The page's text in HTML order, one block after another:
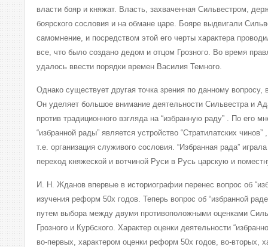
власти бояр и княжат. Власть, захваченная Сильвестром,
боярского сословия и на обмане царе. Бояре выдвигали
самомнение, и посредством этой его черты характера
все, что было создано дедом и отцом Грозного. Во время
удалось ввести порядки времен Василия Темного.
Однако существует другая точка зрения по данному
Он уделяет большое внимание деятельности Сильвестра и
против традиционного взгляда на “избранную раду” . По его
“избранной рады” является устройство “Стратилатских
т.е. организация служивого сословия. “Избранная рада”
переход княжеской и вотчиной Руси в Русь царскую и
И. Н. Жданов впервые в историографии перенес вопрос об
изучения реформ 50х годов. Теперь вопрос об “избранной
путем выбора между двумя противоположными оценками
Грозного и Курбского. Характер оценки деятельности
во-первых, характером оценки реформ 50х годов, во-вторых,